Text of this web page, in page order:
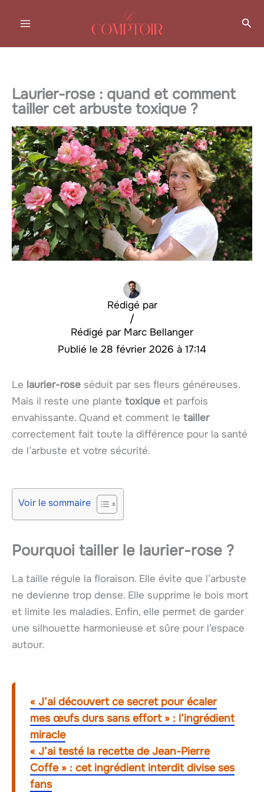
Laurier-rose : quand et comment
tailler cet arbuste toxique ?
Rédigé par
Marc Bellanger
/
28 février 2026 à 17:14
Le laurier-rose séduit par ses fleurs généreuses.
Mais il reste une plante toxique et parfois
envahissante. Quand et comment le tailler
correctement fait toute la différence pour la santé
de l’arbuste et votre sécurité.
Voir le sommaire
Pourquoi tailler le laurier-rose ?
La taille régule la floraison. Elle évite que l’arbuste
ne devienne trop dense. Elle supprime le bois mort
et limite les maladies. Enfin, elle permet de garder
une silhouette harmonieuse et sûre pour l’espace
autour.
« J’ai découvert ce secret pour écaler
mes œufs durs sans effort » : l’ingrédient
miracle
« J’ai testé la recette de Jean-Pierre
Coffe » : cet ingrédient interdit divise ses
fans